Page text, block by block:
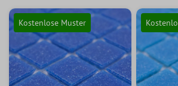
Kostenlose Muster